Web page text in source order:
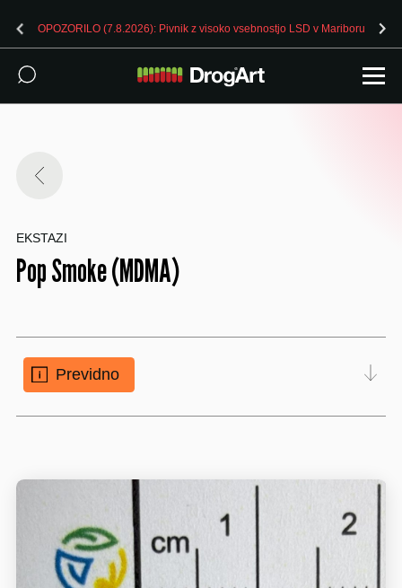
OPOZORILO (7.8.2026): Pivnik z visoko vsebnostjo LSD v Mariboru
EKSTAZI
Pop Smoke (MDMA)
Previdno